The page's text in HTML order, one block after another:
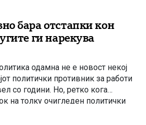
бара отстапки кон
ги нарекува
одамна не е новост некој
политички противник за работи
со години. Но, ретко кога
на толку очигледен политички
СДС ја обвинува коалицијата на